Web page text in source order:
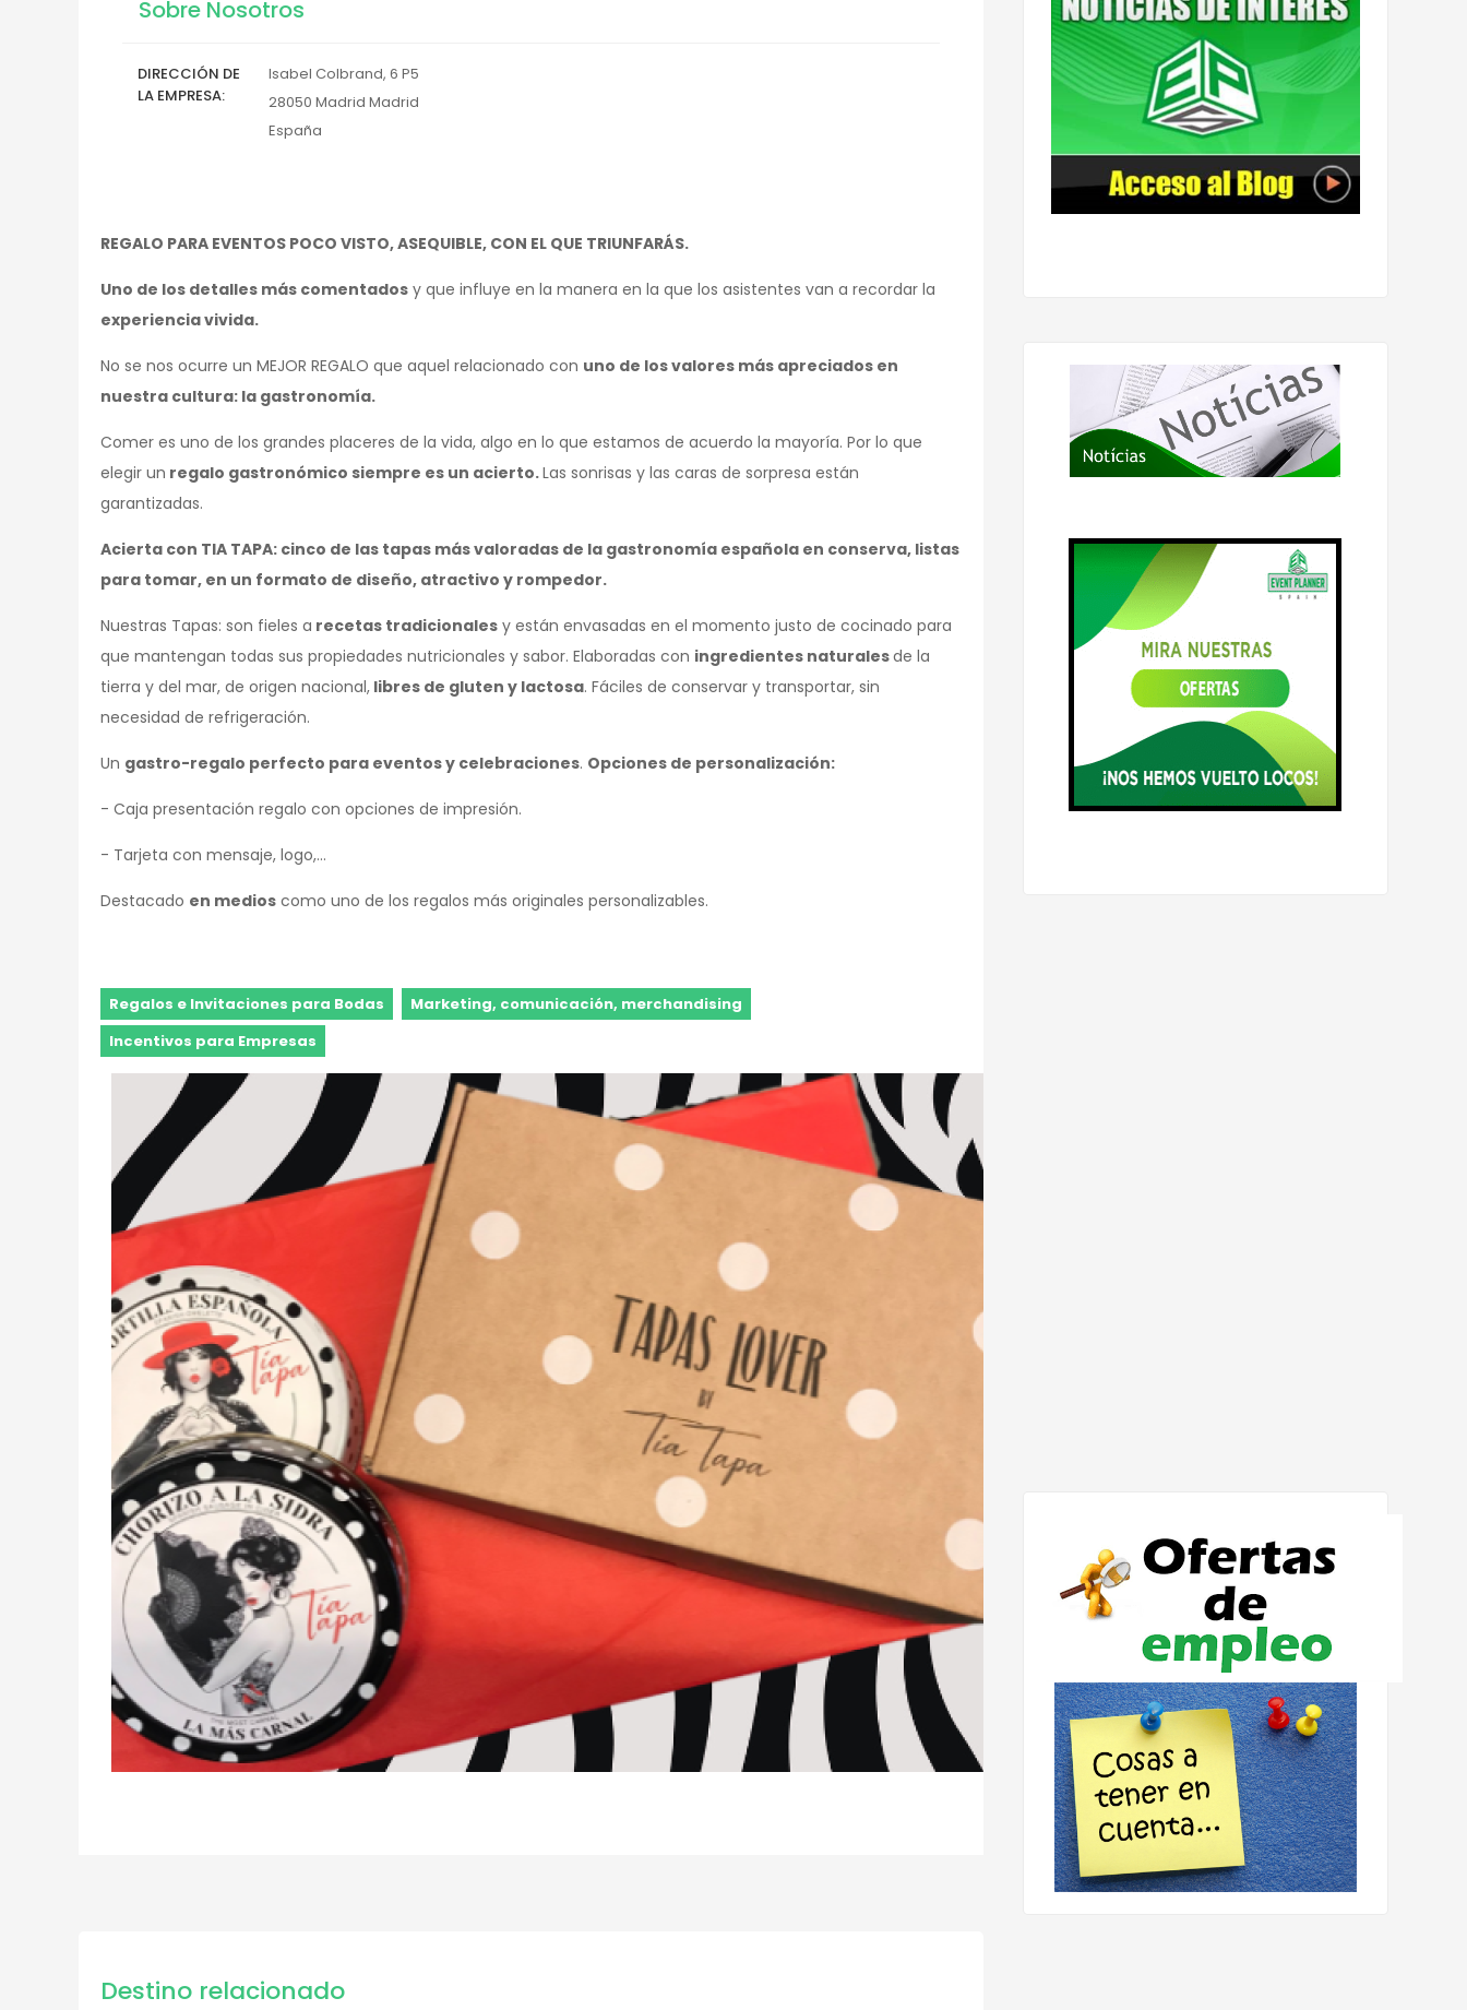
Sobre Nosotros
DIRECCIÓN DE
LA EMPRESA
Isabel Colbrand, 6 P5
28050 Madrid Madrid
España
REGALO PARA EVENTOS POCO VISTO, ASEQUIBLE, CON EL QUE TRIUNFARÁS.
Uno de los detalles más comentados y que influye en la manera en la que los asistentes van a recordar la
experiencia vivida.
No se nos ocurre un MEJOR REGALO que aquel relacionado con uno de los valores más apreciados en
nuestra cultura: la gastronomía.
Comer es uno de los grandes placeres de la vida, algo en lo que estamos de acuerdo la mayoría. Por lo que
elegir un regalo gastronómico siempre es un acierto.Las sonrisas y las caras de sorpresa están
garantizadas.
Acierta con TIA TAPA: cinco de las tapas más valoradas de la gastronomía española en conserva, listas
para tomar, en un formato de diseño, atractivo y rompedor.
Nuestras Tapas: son fieles a recetas tradicionales y están envasadas en el momento justo de cocinado para
que mantengan todas sus propiedades nutricionales y sabor. Elaboradas con ingredientes naturalesde la
tierra y del mar, de origen nacional, libres de gluten y lactosa. Fáciles de conservar y transportar, sin
necesidad de refrigeración.
Un gastro-regalo perfecto para eventos y celebraciones. Opciones de personalización:
- Caja presentación regalo con opciones de impresión.
- Tarjeta con mensaje, logo,...
Destacado en medios como uno de los regalos más originales personalizables.
Regalos e Invitaciones para Bodas
Marketing, comunicación, merchandising
Incentivos para Empresas
Destino relacionado